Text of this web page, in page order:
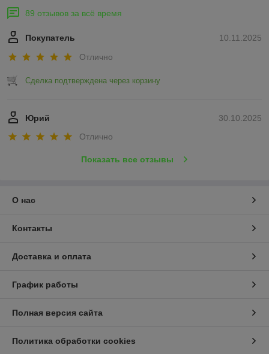
89 отзывов за всё время
10.11.2025
Покупатель
Отлично
Сделка подтверждена через корзину
30.10.2025
Юрий
Отлично
Показать все отзывы
О нас
Контакты
Доставка и оплата
График работы
Полная версия сайта
Политика обработки cookies